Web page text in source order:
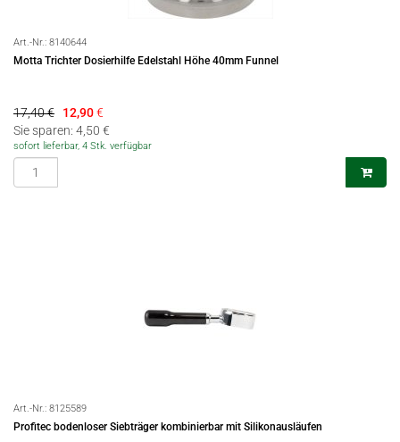
Art.-Nr.: 8140644
Motta Trichter Dosierhilfe Edelstahl Höhe 40mm Funnel
17,40 € 12,90€
Sie sparen: 4,50 €
sofort lieferbar, 4 Stk. verfügbar
Art.-Nr.: 8125589
Profitec bodenloser Siebträger kombinierbar mit Silikonausläufen